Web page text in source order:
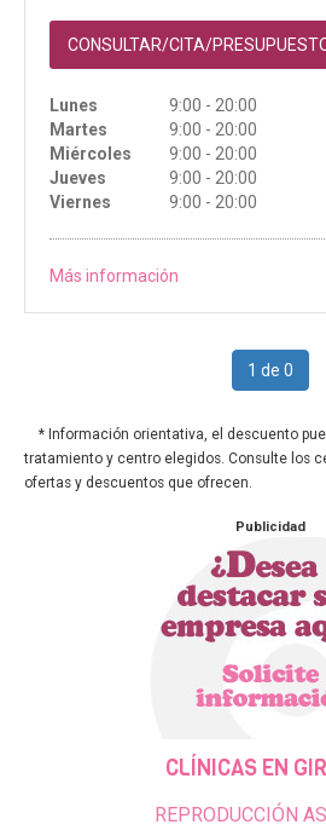
CONSULTAR/CITA/
Lunes
9:00 - 20:00
Martes
9:00 - 20:00
Miércoles
9:00 - 20:00
Jueves
9:00 - 20:00
Viernes
9:00 - 20:00
Más información
1 de 0
* Información orientativa, el descuento
tratamiento y centro elegidos. Consulte los
ofertas y descuentos que ofrecen.
Publicidad
CLÍNICAS EN
REPRODUCCIÓN